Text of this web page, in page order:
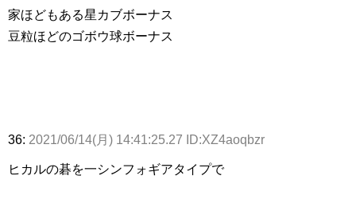
家ほどもある星カブボーナス
豆粒ほどのゴボウ球ボーナス
36: 2021/06/14(月) 14:41:25.27 ID:XZ4aoqbzr
ヒカルの碁を一シンフォギアタイプで